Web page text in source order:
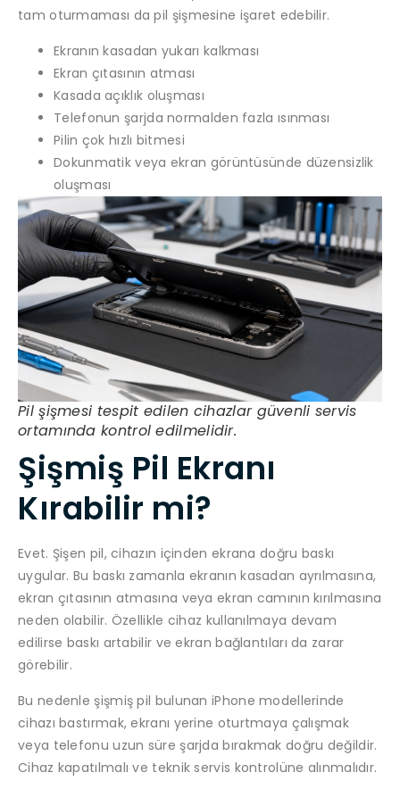
tam oturmaması da pil şişmesine işaret edebilir.
Ekranın kasadan yukarı kalkması
Ekran çıtasının atması
Kasada açıklık oluşması
Telefonun şarjda normalden fazla ısınması
Pilin çok hızlı bitmesi
Dokunmatik veya ekran görüntüsünde düzensizlik
oluşması
Pil şişmesi tespit edilen cihazlar güvenli servis
ortamında kontrol edilmelidir.
Şişmiş Pil Ekranı
Kırabilir mi?
Evet. Şişen pil, cihazın içinden ekrana doğru baskı
uygular. Bu baskı zamanla ekranın kasadan ayrılmasına,
ekran çıtasının atmasına veya ekran camının kırılmasına
neden olabilir. Özellikle cihaz kullanılmaya devam
edilirse baskı artabilir ve ekran bağlantıları da zarar
görebilir.
Bu nedenle şişmiş pil bulunan iPhone modellerinde
cihazı bastırmak, ekranı yerine oturtmaya çalışmak
veya telefonu uzun süre şarjda bırakmak doğru değildir.
Cihaz kapatılmalı ve teknik servis kontrolüne alınmalıdır.